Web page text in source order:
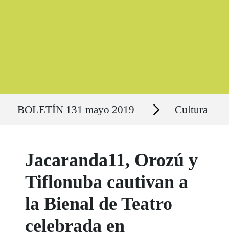
BOLETÍN 131 mayo 2019 Secciones Cultura
Jacaranda11, Orozú y
Tiflonuba cautivan a
la Bienal de Teatro
celebrada en